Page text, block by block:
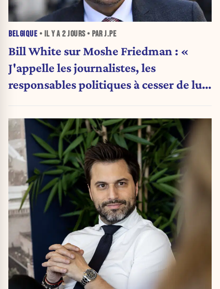
BELGIQUE • IL Y A 2 JOURS• PAR J.PE
Bill White sur Moshe Friedman : «
J'appelle les journalistes, les
responsables politiques à cesser de lui